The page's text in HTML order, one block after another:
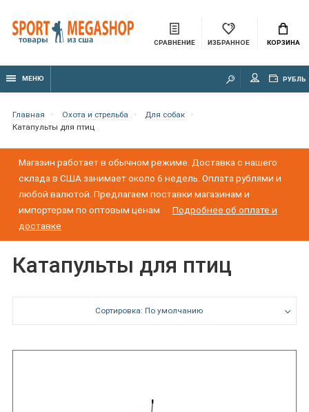
СРАВНЕНИЕ ИЗБРАННОЕ КОРЗИНА
МЕНЮ РУБЛЬ
Главная Охота и стрельба
Для собак
Катапульты для птиц
Магазин работает в обычном режиме. Доставка с нашего
склада в США занимает около 6 недель. Оплата рублями и
любой валютой. Предлагаем поставки магазинам и
импортерам по оптовым ценам
Подробнее об оплате и
доставке
Катапульты для птиц
Сортировка: По умолчанию